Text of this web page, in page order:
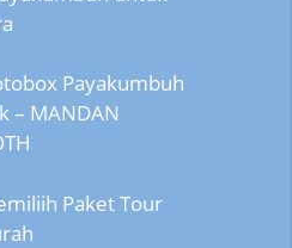
Payakumbuh
– MANDAN
Paket Tour